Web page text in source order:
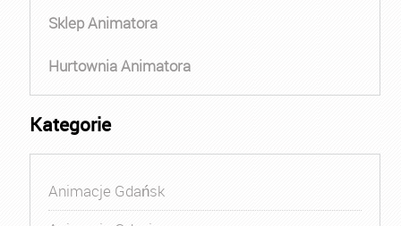
Sklep Animatora
Hurtownia Animatora
Kategorie
Animacje Gdańsk